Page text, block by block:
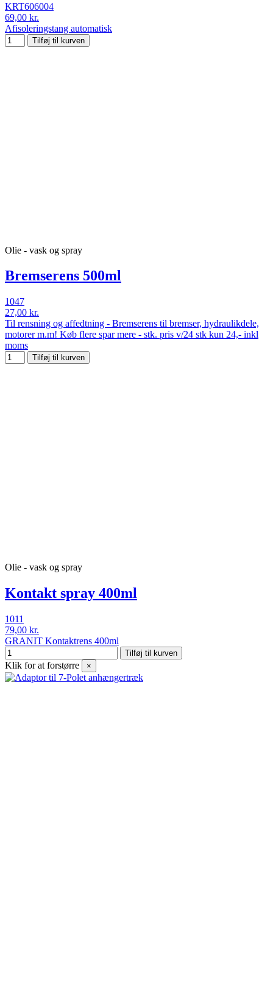
KRT606004
69,00 kr.
Afisoleringstang automatisk
Tilføj til kurven
Olie - vask og spray
Bremserens 500ml
1047
27,00 kr.
Til rensning og affedtning - Bremserens til bremser, hydraulikdele,
motorer m.m! Køb flere spar mere - stk. pris v/24 stk kun 24,- inkl
moms
Tilføj til kurven
Olie - vask og spray
Kontakt spray 400ml
1011
79,00 kr.
GRANIT Kontaktrens 400ml
Tilføj til kurven
Klik for at forstørre ×